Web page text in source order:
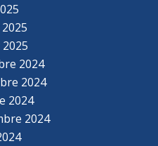
2024
2024
2024
2024